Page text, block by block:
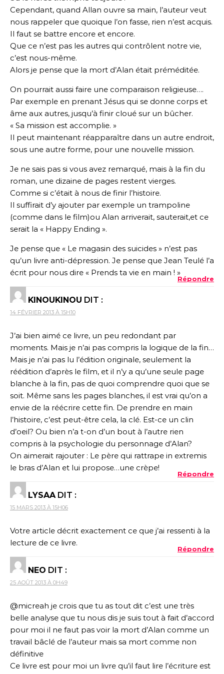
Cependant, quand Allan ouvre sa main, l’auteur veut
nous rappeler que quoique l’on fasse, rien n’est acquis.
Il faut se battre encore et encore.
Que ce n’est pas les autres qui contrôlent notre vie,
c’est nous-même.
Alors je pense que la mort d’Alan était préméditée.
On pourrait aussi faire une comparaison religieuse….
Par exemple en prenant Jésus qui se donne corps et
âme aux autres, jusqu’à finir cloué sur un bûcher.
« Sa mission est accomplie. »
Il peut maintenant réapparaître dans un autre endroit,
sous une autre forme, pour une nouvelle mission.
Je ne sais pas si vous avez remarqué, mais à la fin du
roman, une dizaine de pages restent vierges.
Comme si c’était à nous de finir l’histoire.
Il suffirait d’y ajouter par exemple un trampoline
(comme dans le film)ou Alan arriverait, sauterait,et ce
serait la « Happy Ending ».
Je pense que « Le magasin des suicides » n’est pas
qu’un livre anti-dépression. Je pense que Jean Teulé l’a
écrit pour nous dire « Prends ta vie en main ! »
Répondre
KINOUKINOU DIT :
14 FÉVRIER 2013 À 15H10
J’ai bien aimé ce livre, un peu redondant par
moments. Mais je n’ai pas compris la logique de la fin…
Mais je n’ai pas lu l’édition originale, seulement la
réédition d’après le film, et il n’y a qu’une seule page
blanche à la fin, pas de quoi comprendre quoi que se
soit. Même sans les pages blanches, il est vrai qu’on a
envie de la réécrire cette fin. De prendre en main
l’histoire, c’est peut-être cela, la clé. Est-ce un clin
d’oeil? Ou bien n’a t-on d’un bout à l’autre rien
compris à la psychologie du personnage d’Alan?
On aimerait rajouter : Le père qui rattrape in extremis
le bras d’Alan et lui propose…une crèpe!
Répondre
LYSAA DIT :
15 MARS 2013 À 15H06
Votre article décrit exactement ce que j’ai ressenti à la
lecture de ce livre.
Répondre
NEO DIT :
25 AOÛT 2013 À 0H49
@micreah je crois que tu as tout dit c’est une très
belle analyse que tu nous dis je suis tout à fait d’accord
pour moi il ne faut pas voir la mort d’Alan comme un
travail bâclé de l’auteur mais sa mort comme non
définitive
Ce livre est pour moi un livre qu’il faut lire l’écriture est